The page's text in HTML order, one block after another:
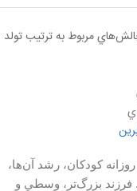
مربوط به ترتيب تولد
كودكان، رشد آن‌ها،
فرزند بزرگ‌تر، وسطي و